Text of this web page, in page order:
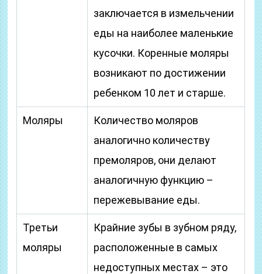
заключается в измельчении
еды на наиболее маленькие
кусочки. Коренные моляры
возникают по достижении
ребенком 10 лет и старше.
Моляры
Количество моляров
аналогично количеству
премоляров, они делают
аналогичную функцию –
пережевывание еды.
Третьи
моляры
Крайние зубы в зубном ряду,
расположенные в самых
недоступных местах – это